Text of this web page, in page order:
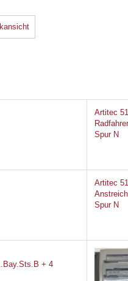
Artitec
Spur N
Artitec
Spur N
+ 4